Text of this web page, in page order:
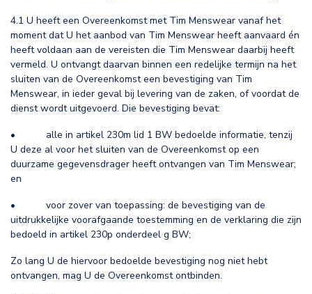
4.1 U heeft een Overeenkomst met Tim Menswear vanaf het
moment dat U het aanbod van Tim Menswear heeft aanvaard én
heeft voldaan aan de vereisten die Tim Menswear daarbij heeft
vermeld. U ontvangt daarvan binnen een redelijke termijn na het
sluiten van de Overeenkomst een bevestiging van Tim
Menswear, in ieder geval bij levering van de zaken, of voordat de
dienst wordt uitgevoerd. Die bevestiging bevat:
• alle in artikel 230m lid 1 BW bedoelde informatie, tenzij
U deze al voor het sluiten van de Overeenkomst op een
duurzame gegevensdrager heeft ontvangen van Tim Menswear;
en
• voor zover van toepassing: de bevestiging van de
uitdrukkelijke voorafgaande toestemming en de verklaring die zijn
bedoeld in artikel 230p onderdeel g BW;
Zo lang U de hiervoor bedoelde bevestiging nog niet hebt
ontvangen, mag U de Overeenkomst ontbinden.